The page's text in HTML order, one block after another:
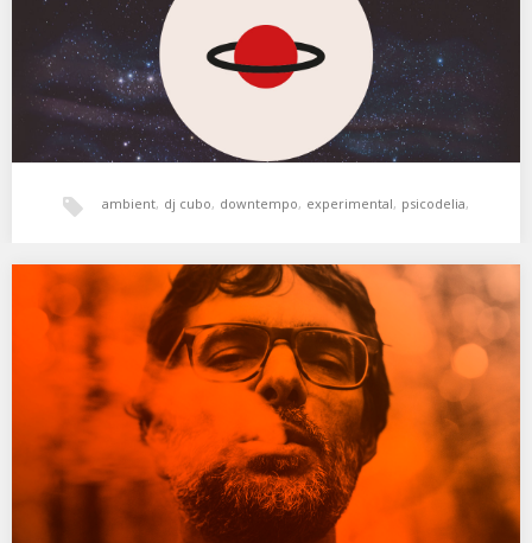
ambient, dj cubo, downtempo, experimental, psicodelia,
78# Cubo @ Zarata Music Studio
Sesión exclusiva para Zarata en la que Cubo sintetiza sus
diferentes influencias pasando de la electrónica…